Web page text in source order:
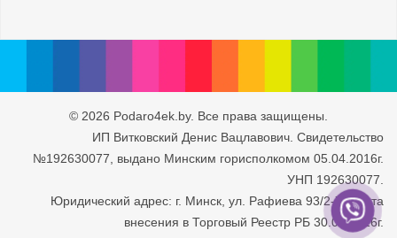
© 2026 Podaro4ek.by. Все права защищены.
ИП Витковский Денис Вацлавович. Свидетельство
№192630077, выдано Минским горисполкомом 05.04.2016г.
УНП 192630077.
Юридический адрес: г. Минск, ул. Рафиева 93/2-71. Дата
внесения в Торговый Реестр РБ 30.05.2016г.